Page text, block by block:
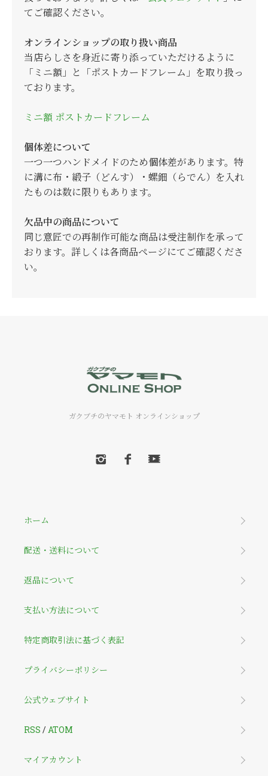
てご確認ください。
オンラインショップの取り扱い商品
当店らしさを身近に寄り添っていただけるように
「ミニ額」と「ポストカードフレーム」を取り扱っ
ております。
ミニ額 ポストカードフレーム
個体差について
一つ一つハンドメイドのため個体差があります。特
に溝に布・緞子（どんす）・螺鈿（らでん）を入れ
たものは数に限りもあります。
欠品中の商品について
同じ意匠での再制作可能な商品は受注制作を承って
おります。詳しくは各商品ページにてご確認くださ
い。
ガクブチのヤマモト オンラインショップ
ホーム
配送・送料について
返品について
支払い方法について
特定商取引法に基づく表記
プライバシーポリシー
公式ウェブサイト
RSS / ATOM
マイアカウント